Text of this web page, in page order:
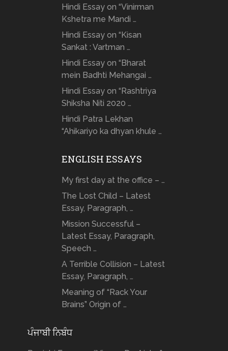
Hindi Essay on “Vinirman
Kshetra me Mandi …
Hindi Essay on “Kisan
Sankat : Vartman …
Hindi Essay on “Bharat
mein Badhti Mehangai …
Hindi Essay on “Rashtriya
Shiksha Niti 2020 …
Hindi Patra Lekhan
“Ahikariyo ka dhyan khule …
ENGLISH ESSAYS
My first day at the office – …
The Lost Child – Latest
Essay, Paragraph, …
Mission Successful –
Latest Essay, Paragraph,
Speech …
A Terrible Collision – Latest
Essay, Paragraph, …
Meaning of “Rack Your
Brains” Origin of …
ਪੰਜਾਬੀ ਨਿਬੰਧ